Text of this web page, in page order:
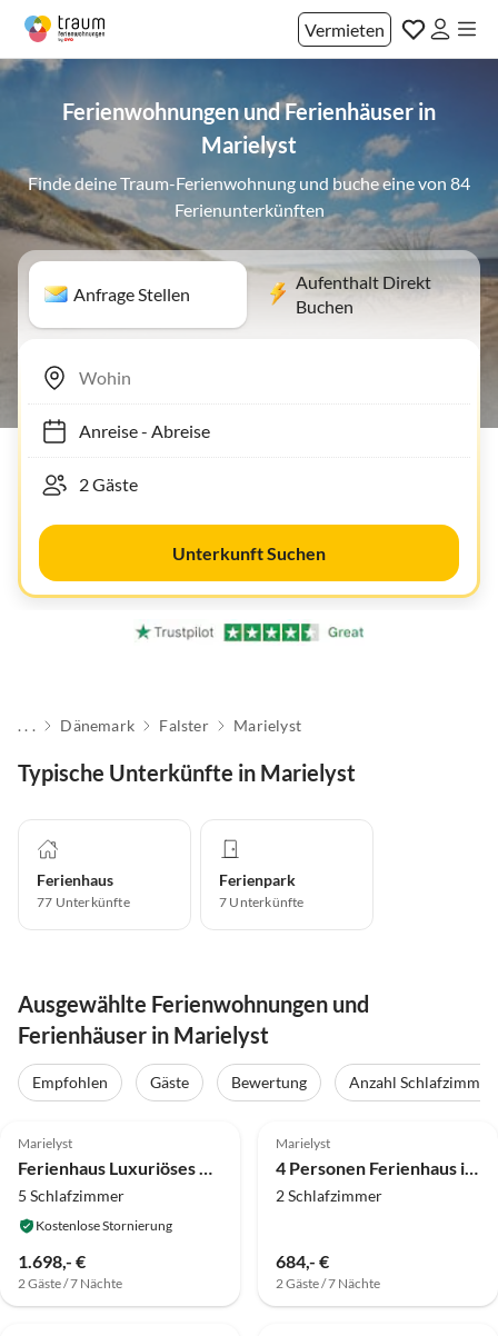
Vermieten
Ferienwohnungen und Ferienhäuser in
Marielyst
Finde deine Traum-Ferienwohnung und buche eine von 84
Ferienunterkünften
Anfrage Stellen
Aufenthalt Direkt
Buchen
Anreise- Abreise
Unterkunft Suchen
. . . Dänemark Falster Marielyst
Typische Unterkünfte in Marielyst
Ferienhaus
77 Unterkünfte
Ferienpark
7 Unterkünfte
Ausgewählte Ferienwohnungen und
Ferienhäuser in Marielyst
Empfohlen Gäste Bewertung
Anzahl Schlafzimmer
Marielyst
Ferienhaus Luxuriöses Refugium mit Pool
5 Schlafzimmer
Kostenlose Stornierung
1.698,- €
2 Gäste / 7 Nächte
Marielyst
4 Personen Ferienhaus in Væggerløse
2 Schlafzimmer
684,- €
2 Gäste / 7 Nächte
4.0 (8) 4.0 (4)